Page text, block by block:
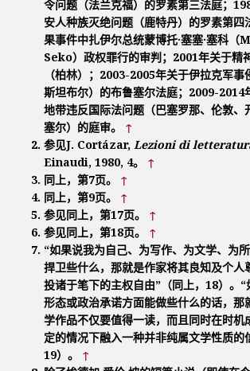
令问题（法兰克福）的罗素第三法庭；
安人种族灭绝问题（鹿特丹）的罗素第四
果事件中扎伊尔总统蒙博托·塞塞·塞科
Seko）政权罪行的审判；2001年关于精
（柏林）；2003-2005年关于伊拉克军
斯坦布尔）的布鲁塞尔法庭；2009-2014
地带违反国际法问题（巴塞罗那、伦敦、
塞尔）的庭审。 ↑
参见J. Cortázar, Lezioni di
Einaudi, 1980, 4。 ↑
同上，第7页。 ↑
同上，第9页。 ↑
参见同上，第17页。 ↑
参见同上，第18页。 ↑
“如果说我为自己、为写作、为文学、为
捍卫些什么，那就是作家将其良知及个人
投诸于笔下的主权自由”（同上，18）。
形态或政治承诺方面能做些什么的话，那
学作品不仅要值得一读，而且同时在时机
定的情况下融入一种并非纯属文学性质的
19）。 ↑